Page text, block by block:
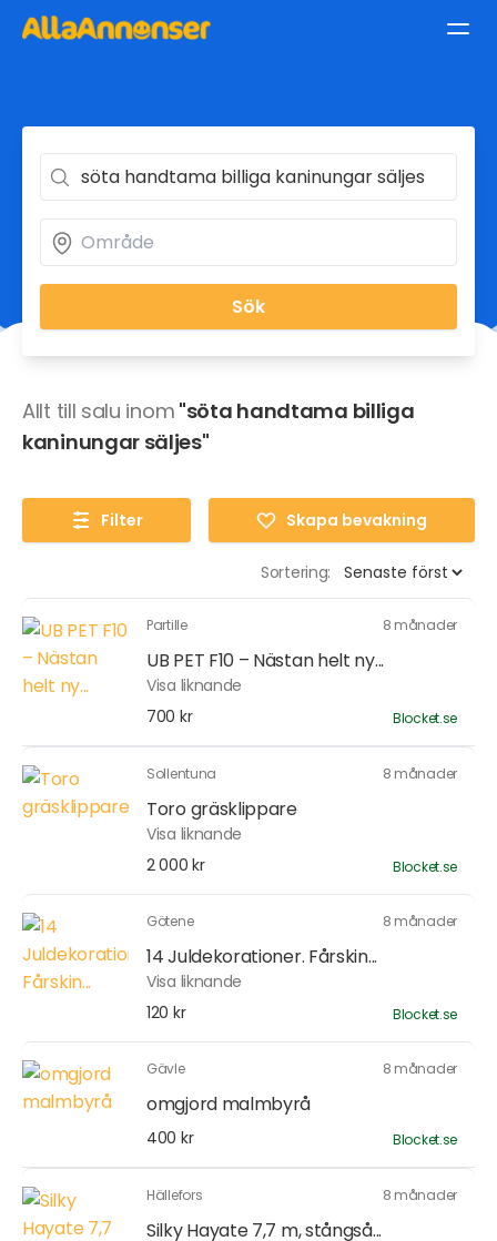
Sök
Allt till salu inom "söta handtama billiga
kaninungar säljes"
Filter Skapa bevakning
Sortering:
Partille 8 månader
UB PET F10 – Nästan helt ny...
Visa liknande
700 kr
Blocket.se
Sollentuna 8 månader
Toro gräsklippare
Visa liknande
2 000 kr
Blocket.se
Götene 8 månader
14 Juldekorationer. Fårskin...
Visa liknande
120 kr
Blocket.se
Gävle 8 månader
omgjord malmbyrå
400 kr Blocket.se
Hällefors 8 månader
Silky Hayate 7,7 m, stångså...